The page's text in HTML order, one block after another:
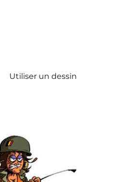
Utiliser un dessin